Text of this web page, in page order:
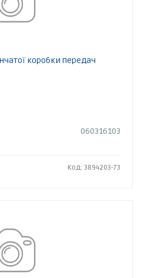
коробки передач
060316103
Код: 3894203-73